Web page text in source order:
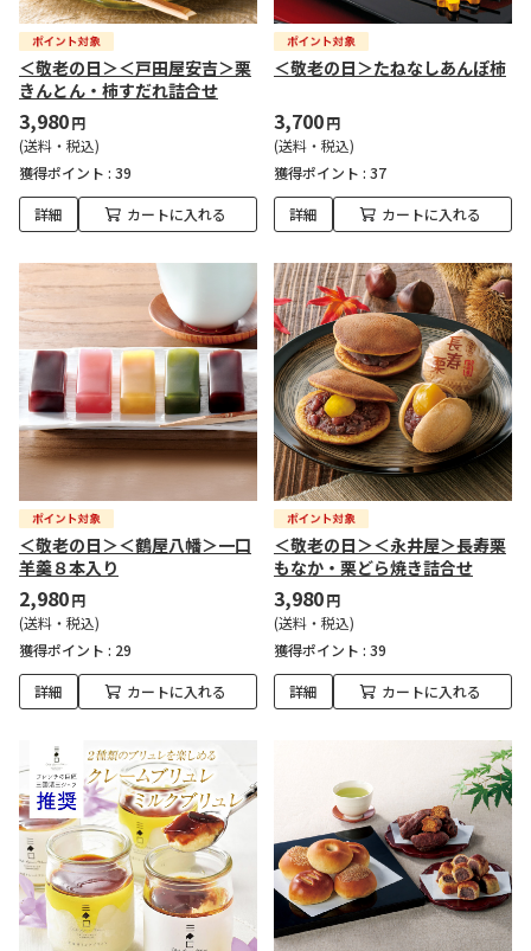
＜敬老の日＞＜戸田屋安吉＞栗
きんとん・柿すだれ詰合せ
3,980円
(送料・税込)
獲得ポイント : 39
詳細 カートに入れる
＜敬老の日＞たねなしあんぽ柿
3,700円
(送料・税込)
獲得ポイント : 37
詳細 カートに入れる
＜敬老の日＞＜鶴屋八幡＞一口
羊羹８本入り
2,980円
(送料・税込)
獲得ポイント : 29
詳細 カートに入れる
＜敬老の日＞＜永井屋＞長寿栗
もなか・栗どら焼き詰合せ
3,980円
(送料・税込)
獲得ポイント : 39
詳細 カートに入れる